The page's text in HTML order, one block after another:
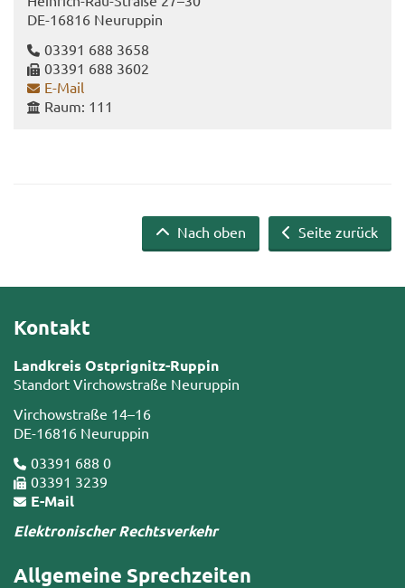
DE-​16816 Neu­rup­pin
03391 688 3658
03391 688 3602
E-​Mail
Raum: 111
Seite zurück
Nach oben
Kontakt
Landkreis Ostprignitz-Ruppin
Standort Virchowstraße Neuruppin
Virchowstraße 14–16
DE-16816 Neuruppin
03391 688 0
03391 3239
E-Mail
Elektronischer Rechtsverkehr
Allgemeine Sprechzeiten